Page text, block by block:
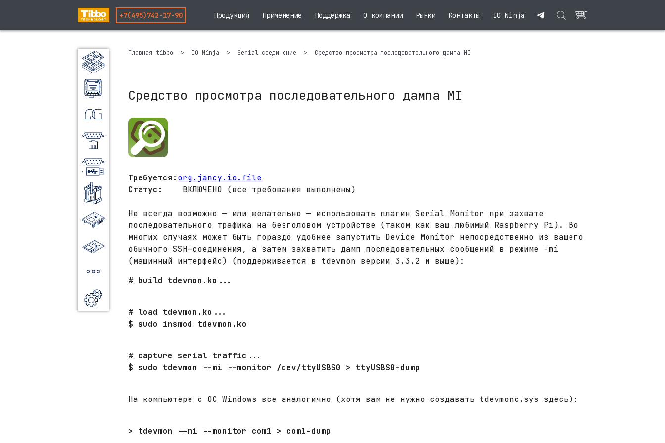
+7(495)742-17-90 Продукция Применение Поддержка О компании Рынки Контакты IO Ninja
Наборные
Ethernet/RS232
Промышленные
Модули
Платы
Главная tibbo > IO Ninja > Serial соединение > Средство просмотра последовательного дампа MI
Средство просмотра последовательного дампа MI
Требуется: org.jancy.io.file
Статус:
ВКЛЮЧЕНО (все требования выполнены)
Не всегда возможно — или желательно — использовать плагин Serial Monitor при захвате
последовательного трафика на безголовом устройстве (таком как ваш любимый Raspberry Pi). Во
многих случаях может быть гораздо удобнее запустить Device Monitor непосредственно из вашего
обычного SSH—соединения, а затем захватить дамп последовательных сообщений в режиме -mi
(машинный интерфейс) (поддерживается в tdevmon версии 3.3.2 и выше):
# build tdevmon.ko...
# load tdevmon.ko...
$ sudo insmod tdevmon.ko
# capture serial traffic...
$ sudo tdevmon --mi --monitor /dev/ttyUSBS0 > ttyUSBS0-dump
На компьютере с ОС Windows все аналогично (хотя вам не нужно создавать tdevmonc.sys здесь):
> tdevmon --mi --monitor com1 > com1-dump